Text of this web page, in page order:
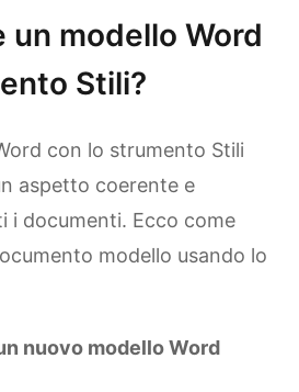
un modello Word
Stili?
con lo strumento Stili
aspetto coerente e
i documenti. Ecco come
modello usando lo
nuovo modello Word